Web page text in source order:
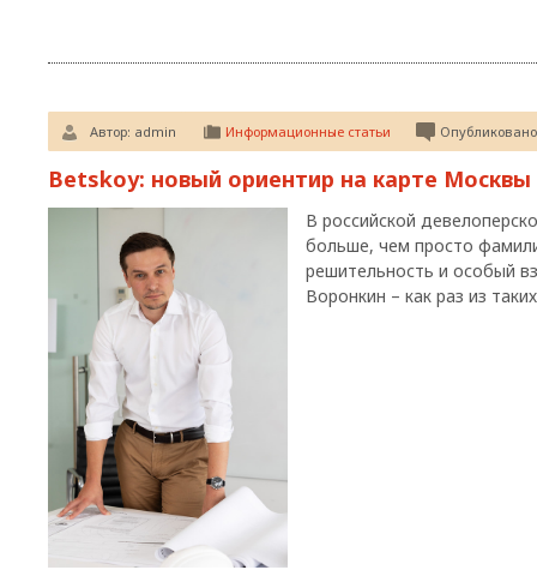
Автор: admin Информационные статьи
Betskoy: новый ориентир на карте
В российской
больше, чем просто
решительность и особый
Воронкин – как раз из